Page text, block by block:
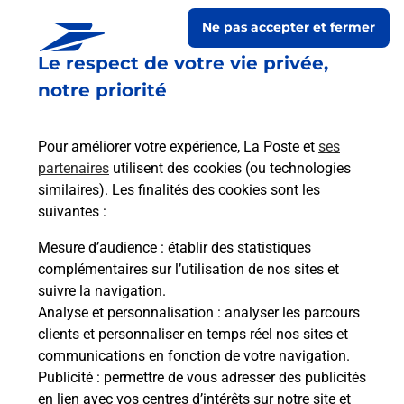
Le respect de votre vie privée,
notre priorité
Pour améliorer votre expérience, La Poste et ses
partenaires utilisent des cookies (ou technologies
similaires). Les finalités des cookies sont les
suivantes :
Mesure d’audience : établir des statistiques
complémentaires sur l’utilisation de nos sites et
suivre la navigation.
Analyse et personnalisation : analyser les parcours
clients et personnaliser en temps réel nos sites et
communications en fonction de votre navigation.
Publicité : permettre de vous adresser des publicités
en lien avec vos centres d’intérêts sur notre site et
Ne pas accepter et fermer
Collecte du courrier aujourd'hui à 09h00
1 Place De La Mairie
65190 Peyraube
Itinéraire
Le lien s'ouvre dans un nouvel onglet